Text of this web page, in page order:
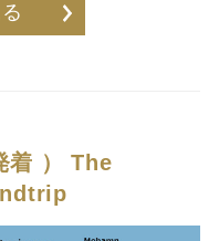
着 ）The